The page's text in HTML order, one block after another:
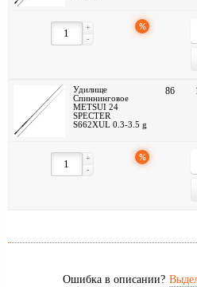
-
+ %
Удилище
Спиннинговое
METSUI 24
SPECTER
S662XUL 0.3-3.5 g
86
-
+ %
Ошибка в описании?